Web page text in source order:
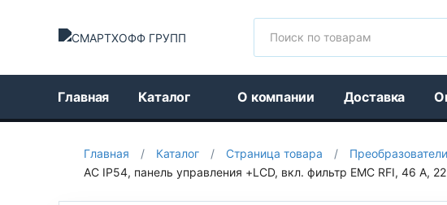
Главная Каталог О компании Доставка
Главная / Каталог / Страница товара /
АС IP54, панель управления +LCD, вкл. фильтр EMC RFI, 46 A,